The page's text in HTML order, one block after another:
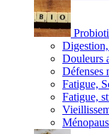
Douleurs
Défenses
Fatigue,
Fatigue,